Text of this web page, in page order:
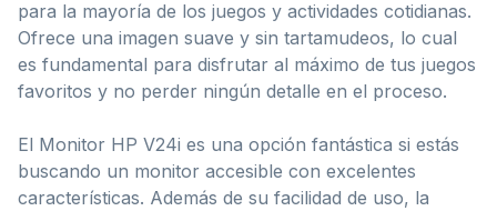
para la mayoría de los juegos y actividades cotidianas.
Ofrece una imagen suave y sin tartamudeos, lo cual
es fundamental para disfrutar al máximo de tus juegos
favoritos y no perder ningún detalle en el proceso.
El Monitor HP V24i es una opción fantástica si estás
buscando un monitor accesible con excelentes
características. Además de su facilidad de uso, la